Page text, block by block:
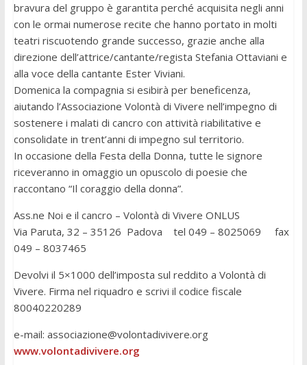
bravura del gruppo è garantita perché acquisita negli anni
con le ormai numerose recite che hanno portato in molti
teatri riscuotendo grande successo, grazie anche alla
direzione dell’attrice/cantante/regista Stefania Ottaviani e
alla voce della cantante Ester Viviani.
Domenica la compagnia si esibirà per beneficenza,
aiutando l’Associazione Volontà di Vivere nell’impegno di
sostenere i malati di cancro con attività riabilitative e
consolidate in trent’anni di impegno sul territorio.
In occasione della Festa della Donna, tutte le signore
riceveranno in omaggio un opuscolo di poesie che
raccontano “Il coraggio della donna”.
Ass.ne Noi e il cancro – Volontà di Vivere ONLUS
Via Paruta, 32 – 35126 Padova tel 049 – 8025069 fax
049 – 8037465
Devolvi il 5×1000 dell’imposta sul reddito a Volontà di
Vivere. Firma nel riquadro e scrivi il codice fiscale
80040220289
e-mail: associazione@volontadivivere.org
www.volontadivivere.org